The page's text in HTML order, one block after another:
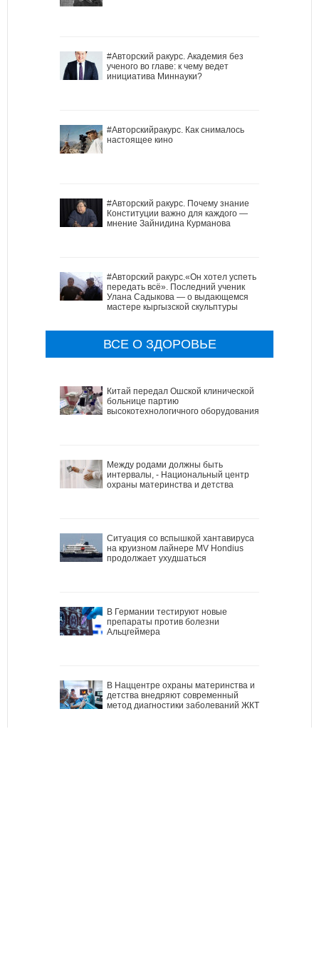
#Авторский ракурс. Академия без
ученого во главе: к чему ведет
инициатива Миннауки?
#Авторскийракурс. Как снималось
настоящее кино
#Авторский ракурс. Почему знание
Конституции важно для каждого —
мнение Зайнидина Курманова
#Авторский ракурс.«Он хотел успеть
передать всё». Последний ученик
Улана Садыкова — о выдающемся
мастере кыргызской скульптуры
ВСЕ О ЗДОРОВЬЕ
Китай передал Ошской клинической
больнице партию
высокотехнологичного оборудования
Между родами должны быть
интервалы, - Национальный центр
охраны материнства и детства
Ситуация со вспышкой хантавируса
на круизном лайнере MV Hondius
продолжает ухудшаться
В Германии тестируют новые
препараты против болезни
Альцгеймера
В Наццентре охраны материнства и
детства внедряют современный
метод диагностики заболеваний ЖКТ